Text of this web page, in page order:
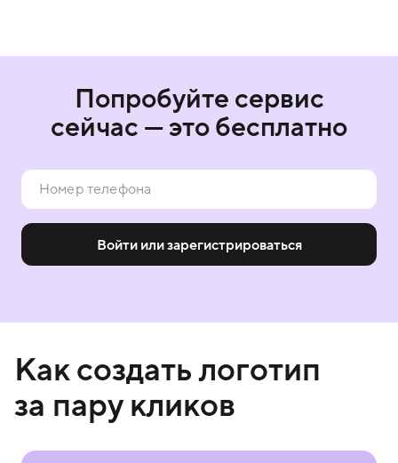
Попробуйте сервис
сейчас — это бесплатно
Войти или зарегистрироваться
Как создать логотип
за пару кликов